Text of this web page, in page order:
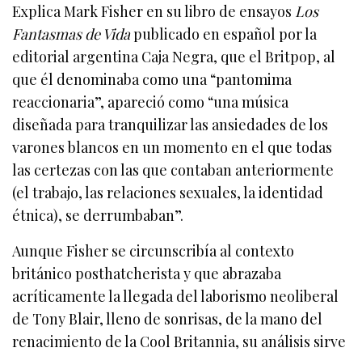
Explica Mark Fisher en su libro de ensayos Los
Fantasmas de Vidapublicado en español por la
editorial argentina Caja Negra, que el Britpop, al
que él denominaba como una “pantomima
reaccionaria”, apareció como “una música
diseñada para tranquilizar las ansiedades de los
varones blancos en un momento en el que todas
las certezas con las que contaban anteriormente
(el trabajo, las relaciones sexuales, la identidad
étnica), se derrumbaban”.
Aunque Fisher se circunscribía al contexto
británico posthatcherista y que abrazaba
acríticamente la llegada del laborismo neoliberal
de Tony Blair, lleno de sonrisas, de la mano del
renacimiento de la Cool Britannia, su análisis sirve